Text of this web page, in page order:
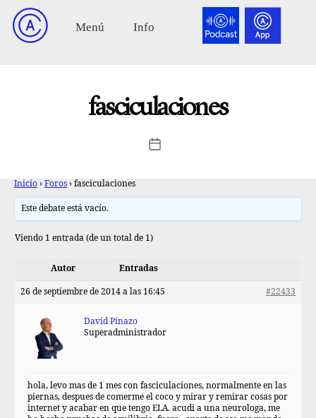
fasciculaciones
Inicio › Foros › fasciculaciones
Este debate está vacío.
Viendo 1 entrada (de un total de 1)
Autor Entradas
26 de septiembre de 2014 a las 16:45 #22433
David Pinazo
Superadministrador
hola, levo mas de 1 mes con fasciculaciones, normalmente en las
piernas, despues de comerme el coco y mirar y remirar cosas por
internet y acabar en que tengo ELA. acudi a una neurologa, me